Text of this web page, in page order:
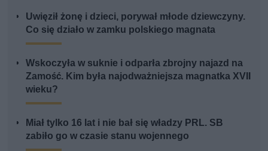
Uwięził żonę i dzieci, porywał młode dziewczyny.
Co się działo w zamku polskiego magnata
Wskoczyła w suknie i odparła zbrojny najazd na
Zamość. Kim była najodważniejsza magnatka XVII
wieku?
Miał tylko 16 lat i nie bał się władzy PRL. SB
zabiło go w czasie stanu wojennego